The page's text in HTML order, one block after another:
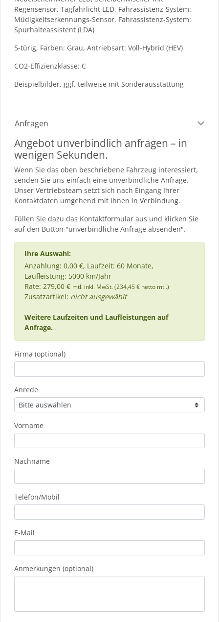
Regensensor, Tagfahrlicht LED, Fahrassistenz-System:
Müdigkeitserkennungs-Sensor, Fahrassistenz-System:
Spurhalteassistent (LDA)
5-türig, Farben: Grau, Antriebsart: Voll-Hybrid (HEV)
CO2-Effizienzklasse: C
Beispielbilder, ggf. teilweise mit Sonderausstattung
Anfragen
Angebot unverbindlich anfragen – in
wenigen Sekunden.
Wenn Sie das oben beschriebene Fahrzeug interessiert,
senden Sie uns einfach eine unverbindliche Anfrage.
Unser Vertriebsteam setzt sich nach Eingang Ihrer
Kontaktdaten umgehend mit Ihnen in Verbindung.
Füllen Sie dazu das Kontaktformular aus und klicken Sie
auf den Button "unverbindliche Anfrage absenden".
Ihre Auswahl:
Anzahlung: 0,00 €, Laufzeit: 60 Monate,
Laufleistung: 5000 km/Jahr
Rate: 279,00 € mtl. inkl. MwSt. (234,45 € netto mtl.)
Zusatzartikel: nicht ausgewählt
Weitere Laufzeiten und Laufleistungen auf
Anfrage.
Firma (optional)
Anrede
Vorname
Nachname
Telefon/Mobil
E-Mail
Anmerkungen (optional)